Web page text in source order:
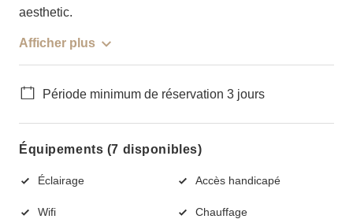
aesthetic.
Afficher plus
Période minimum de réservation 3 jours
Équipements (7 disponibles)
Éclairage Accès handicapé
Wifi Chauffage